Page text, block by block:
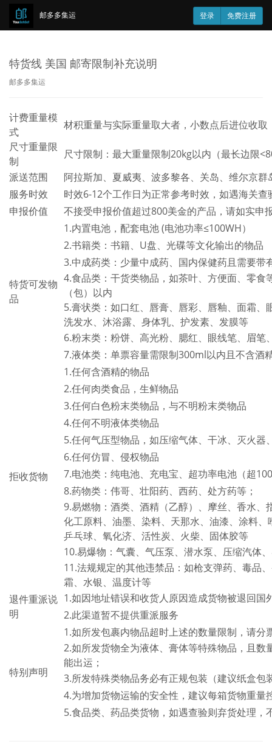
邮多多集运 登录 免费注册
特货线 美国 邮寄限制补充说明
邮多多集运
计费重量模
式
材积重量与实际重量取大者，小数点后进位收
尺寸重量限
制
尺寸限制：最大重量限制20kg以内（最长边限
派送范围
阿拉斯加、夏威夷、波多黎各、关岛、维尔京
服务时效
时效6-12个工作日为正常参考时效，如遇海关
申报价值
不接受申报价值超过800美金的产品，请如实申
特货可发物
品
1.内置电池，配套电池 (电池功率≤100WH）
2.书籍类：书籍、U盘、光碟等文化输出的物品
3.中成药类：少量中成药、国内保健药且需要
4.食品类：干货类物品，如茶叶、方便面、零
（包）以内
5.膏状类：如口红、唇膏、唇彩、唇釉、面霜
洗发水、沐浴露、身体乳、护发素、发膜等
6.粉末类：粉饼、高光粉、腮红、眼线笔、眉
7.液体类：单票容量需限制300ml以内且不含酒
拒收货物
1.任何含酒精的物品
2.任何肉类食品，生鲜物品
3.任何白色粉末类物品，与不明粉末类物品
4.任何不明液体类物品
5.任何气压型物品，如压缩气体、干冰、灭火
6.任何仿冒、侵权物品
7.电池类：纯电池、充电宝、超功率电池（超
8.药物类：伟哥、壮阳药、西药、处方药等；
9.易燃物：酒类、酒精（乙醇）、摩丝、香水
化工原料、油墨、染料、天那水、油漆、涂料
乒乓球、氧化济、活性炭、火柴、固体胶等
10.易爆物：气囊、气压泵、潜水泵、压缩汽体
11.法规规定的其他违禁品：如枪支弹药、毒品
霜、水银、温度计等
退件重派说
明
1.如因地址错误和收货人原因造成货物被退回
2.此渠道暂不提供重派服务
特别声明
1.如所发包裹内物品超时上述的数量限制，请
2.如所发货物全为液体、膏体等特殊物品，且
能出运；
3.所发特殊类物品务必有正规包装（建议纸盒
4.为增加货物运输的安全性，建议每箱货物重
5.食品类、药品类货物，如遇查验则弃货处理，